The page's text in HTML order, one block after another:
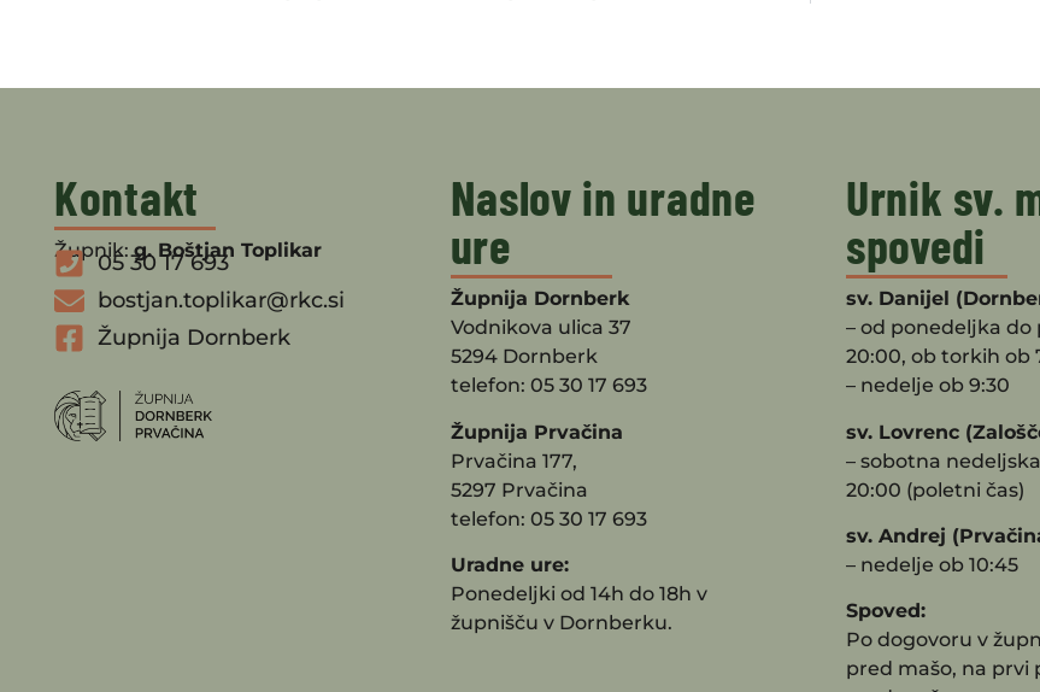
Kontakt
Župnik:g. Boštjan Toplikar
05 30 17 693
bostjan.toplikar@rkc.si
Župnija Dornberk
Naslov in uradne
ure
Župnija Dornberk
Vodnikova ulica 37
5294 Dornberk
telefon: 05 30 17 693
Župnija Prvačina
Prvačina 177,
5297 Prvačina
telefon: 05 30 17 693
Uradne ure:
Ponedeljki od 14h do 18h v
župnišču v Dornberku.
Urnik sv.
spovedi
sv. Danijel
– od ponedeljka do
20:00, ob torkih ob
– nedelje ob 9:30
sv. Lovrenc
– sobotna
20:00 (poletni čas)
sv. Andrej
– nedelje ob 10:45
Spoved:
Po dogovoru v
pred mašo, na prvi